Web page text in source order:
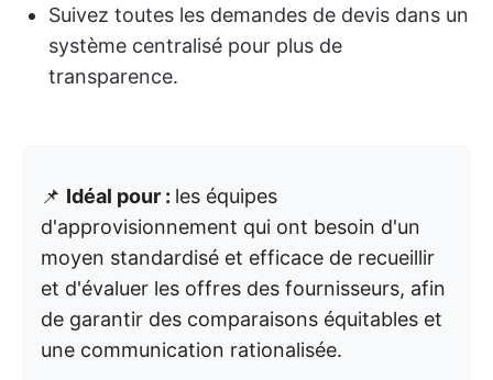
Suivez toutes les demandes de devis dans un
système centralisé pour plus de
transparence.
📌 Idéal pour : les équipes
d'approvisionnement qui ont besoin d'un
moyen standardisé et efficace de recueillir
et d'évaluer les offres des fournisseurs, afin
de garantir des comparaisons équitables et
une communication rationalisée.